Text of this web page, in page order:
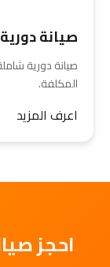
صيانة
صيانة دورية
المكلفة.
اعرف المزيد
احجز